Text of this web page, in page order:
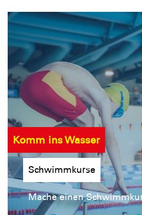
Komm ins Wasser
Schwimmkurse
Mache einen